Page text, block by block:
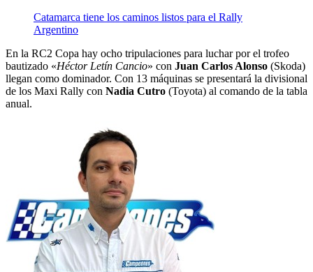
Catamarca tiene los caminos listos para el Rally
Argentino
En la RC2 Copa hay ocho tripulaciones para luchar por el trofeo
bautizado «Héctor Letín Cancio» con Juan Carlos Alonso (Skoda)
llegan como dominador. Con 13 máquinas se presentará la divisional
de los Maxi Rally con Nadia Cutro (Toyota) al comando de la tabla
anual.